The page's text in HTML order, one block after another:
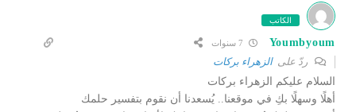
الكاتب
Youmbyoum
ردّ علىالزهراء بركات
السلام عليكم الزهراء بركات
أهلًا وسهلًا بكِ في موقعنا.. يُسعدنا أن نقوم بتفسير حلمك